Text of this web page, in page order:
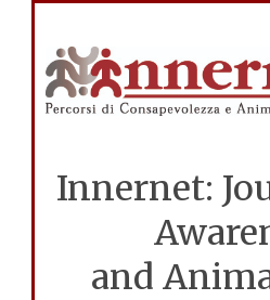
Innernet:
and